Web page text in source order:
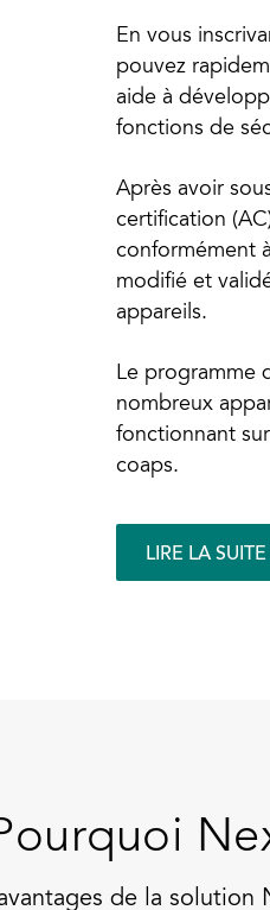
En vous
pouvez
aide à
fonctions de
Après avoir
certification
conformément
modifié et
appareils.
Le programme
nombreux
fonctionnant
coaps.
LIRE LA
de la solution